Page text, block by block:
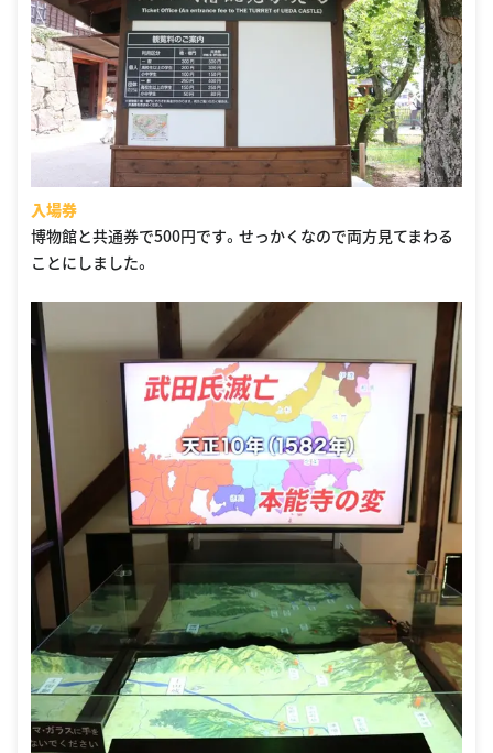
入場券
博物館と共通券で500円です。せっかくなので両方見てまわる
ことにしました。